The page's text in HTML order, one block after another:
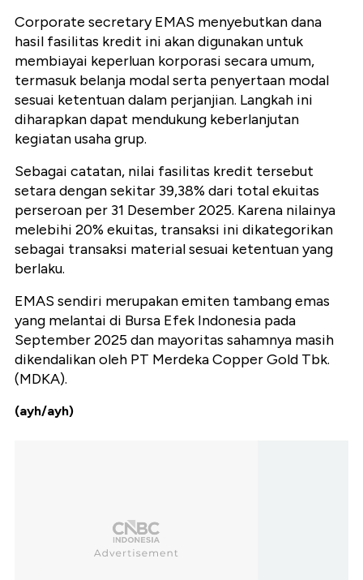
Corporate secretary EMAS menyebutkan dana
hasil fasilitas kredit ini akan digunakan untuk
membiayai keperluan korporasi secara umum,
termasuk belanja modal serta penyertaan modal
sesuai ketentuan dalam perjanjian. Langkah ini
diharapkan dapat mendukung keberlanjutan
kegiatan usaha grup.
Sebagai catatan, nilai fasilitas kredit tersebut
setara dengan sekitar 39,38% dari total ekuitas
perseroan per 31 Desember 2025. Karena nilainya
melebihi 20% ekuitas, transaksi ini dikategorikan
sebagai transaksi material sesuai ketentuan yang
berlaku.
EMAS sendiri merupakan emiten tambang emas
yang melantai di Bursa Efek Indonesia pada
September 2025 dan mayoritas sahamnya masih
dikendalikan oleh PT Merdeka Copper Gold Tbk.
(MDKA).
(ayh/ayh)